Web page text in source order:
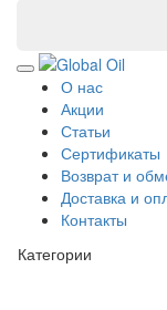
О нас
Акции
Статьи
Сертификаты
Возврат и
Доставка и
Контакты
Категории